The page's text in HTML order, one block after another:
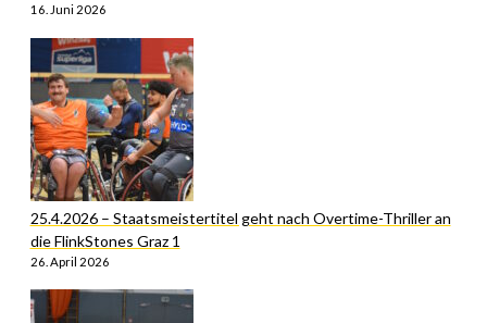
16. Juni 2026
25.4.2026 – Staatsmeistertitel geht nach Overtime-Thriller an
die FlinkStones Graz 1
26. April 2026